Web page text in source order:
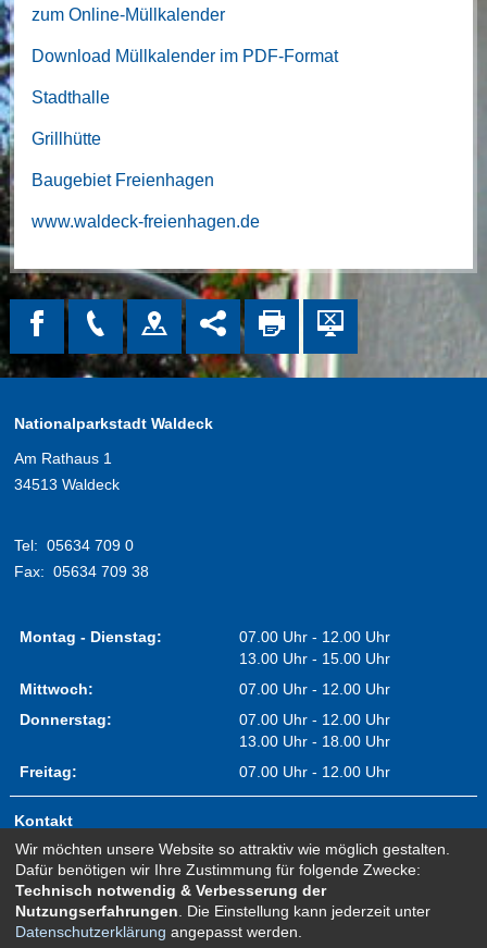
zum Online-Müllkalender
Download Müllkalender im PDF-Format
Stadthalle
Grillhütte
Baugebiet Freienhagen
www.waldeck-freienhagen.de
Nationalparkstadt Waldeck
Am Rathaus 1
34513 Waldeck
Tel: 05634 709 0
Fax: 05634 709 38
Montag - Dienstag:
07.00 Uhr - 12.00 Uhr
13.00 Uhr - 15.00 Uhr
Mittwoch:
07.00 Uhr - 12.00 Uhr
Donnerstag:
07.00 Uhr - 12.00 Uhr
13.00 Uhr - 18.00 Uhr
Freitag:
07.00 Uhr - 12.00 Uhr
Kontakt
Impressum
Erklärung zur Barrierefreiheit
Sitemap
Newsletter Anmeldung
Wir möchten unsere Website so attraktiv wie möglich gestalten.
Dafür benötigen wir Ihre Zustimmung für folgende Zwecke:
Technisch notwendig & Verbesserung der
Nutzungserfahrungen . Die Einstellung kann jederzeit unter
Datenschutzerklärung angepasst werden.